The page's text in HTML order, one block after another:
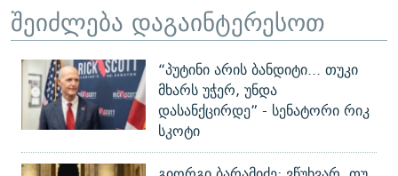
შეიძლება დაგაინტერესოთ
“პუტინი არის ბანდიტი... თუკი
მხარს უჭერ, უნდა
დასანქცირდე” - სენატორი რიკ
სკოტი